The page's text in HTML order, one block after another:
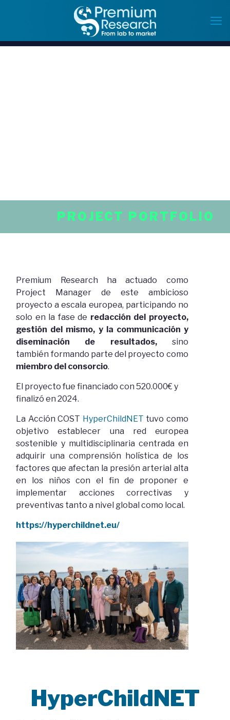
PROJECT PORTFOLIO
Premium Research ha actuado como
Project Manager de este ambicioso
proyecto a escala europea, participando no
solo en la fase de redacción del proyecto,
gestión del mismo, y la communicación y
diseminación de resultados, sino
también formando parte del proyecto como
miembro del consorcio.
El proyecto fue financiado con 520.000€ y
finalizó en 2024.
La Acción COST HyperChildNET tuvo como
objetivo establecer una red europea
sostenible y multidisciplinaria centrada en
adquirir una comprensión holística de los
factores que afectan la presión arterial alta
en los niños con el fin de proponer e
implementar acciones correctivas y
preventivas tanto a nivel global como local.
https://hyperchildnet.eu/
HyperChildNET